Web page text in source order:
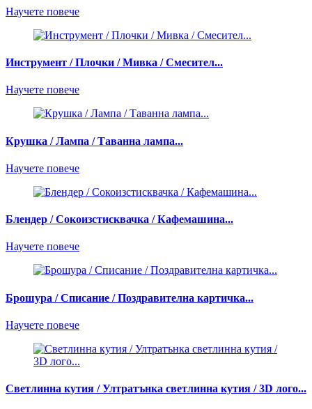
Научете повече
Инструмент / Плочки / Мивка / Смесител...
Научете повече
Крушка / Лампа / Таванна лампа...
Научете повече
Блендер / Сокоизстисквачка / Кафемашина...
Научете повече
Брошура / Списание / Поздравителна картичка...
Научете повече
Светлинна кутия / Ултратънка светлинна кутия / 3D лого...